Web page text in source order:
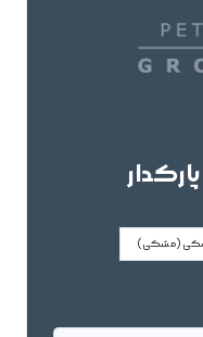
(مشکی)